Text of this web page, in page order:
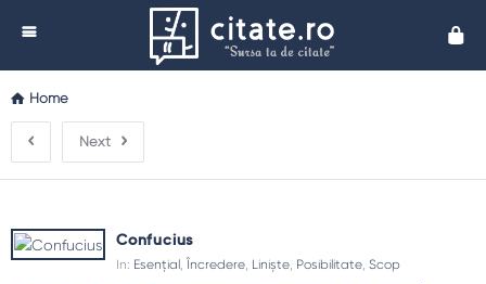
Home
Next
Confucius
In: Esențial, Încredere, Liniște, Posibilitate, Scop